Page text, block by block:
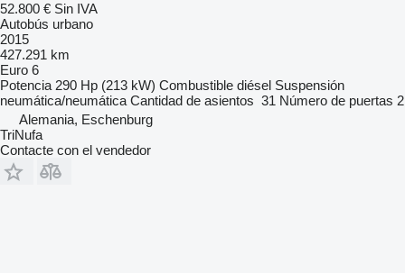
52.800 € Sin IVA
Autobús urbano
2015
427.291 km
Euro 6
Potencia 290 Hp (213 kW) Combustible diésel Suspensión
neumática/neumática Cantidad de asientos 31 Número de puertas 2
Alemania, Eschenburg
TriNufa
Contacte con el vendedor